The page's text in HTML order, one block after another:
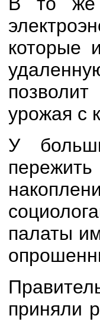
которые
урожая с
У
палаты
приняли